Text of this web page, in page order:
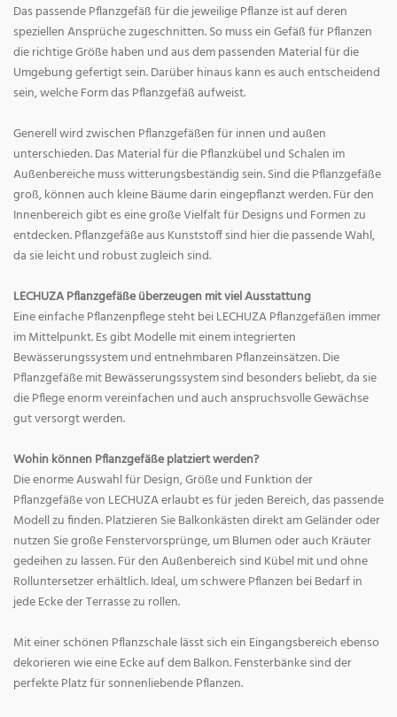
Das passende Pflanzgefäß für die jeweilige Pflanze ist auf deren
speziellen Ansprüche zugeschnitten. So muss ein Gefäß für Pflanzen
die richtige Größe haben und aus dem passenden Material für die
Umgebung gefertigt sein. Darüber hinaus kann es auch entscheidend
sein, welche Form das Pflanzgefäß aufweist.
Generell wird zwischen Pflanzgefäßen für innen und außen
unterschieden. Das Material für die Pflanzkübel und Schalen im
Außenbereiche muss witterungsbeständig sein. Sind die Pflanzgefäße
groß, können auch kleine Bäume darin eingepflanzt werden. Für den
Innenbereich gibt es eine große Vielfalt für Designs und Formen zu
entdecken. Pflanzgefäße aus Kunststoff sind hier die passende Wahl,
da sie leicht und robust zugleich sind.
LECHUZA Pflanzgefäße überzeugen mit viel Ausstattung
Eine einfache Pflanzenpflege steht bei LECHUZA Pflanzgefäßen immer
im Mittelpunkt. Es gibt Modelle mit einem integrierten
Bewässerungssystem und entnehmbaren Pflanzeinsätzen. Die
Pflanzgefäße mit Bewässerungssystem sind besonders beliebt, da sie
die Pflege enorm vereinfachen und auch anspruchsvolle Gewächse
gut versorgt werden.
Wohin können Pflanzgefäße platziert werden?
Die enorme Auswahl für Design, Größe und Funktion der
Pflanzgefäße von LECHUZA erlaubt es für jeden Bereich, das passende
Modell zu finden. Platzieren Sie Balkonkästen direkt am Geländer oder
nutzen Sie große Fenstervorsprünge, um Blumen oder auch Kräuter
gedeihen zu lassen. Für den Außenbereich sind Kübel mit und ohne
Rolluntersetzer erhältlich. Ideal, um schwere Pflanzen bei Bedarf in
jede Ecke der Terrasse zu rollen.
Mit einer schönen Pflanzschale lässt sich ein Eingangsbereich ebenso
dekorieren wie eine Ecke auf dem Balkon. Fensterbänke sind der
perfekte Platz für sonnenliebende Pflanzen.